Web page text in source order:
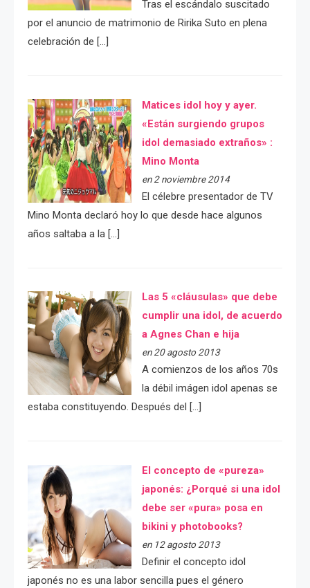
Tras el escándalo suscitado
por el anuncio de matrimonio de Ririka Suto en plena
celebración de […]
Matices idol hoy y ayer.
«Están surgiendo grupos
idol demasiado extraños» :
Mino Monta
en 2 noviembre 2014
El célebre presentador de TV
Mino Monta declaró hoy lo que desde hace algunos
años saltaba a la […]
Las 5 «cláusulas» que debe
cumplir una idol, de acuerdo
a Agnes Chan e hija
en 20 agosto 2013
A comienzos de los años 70s
la débil imágen idol apenas se
estaba constituyendo. Después del […]
El concepto de «pureza»
japonés: ¿Porqué si una idol
debe ser «pura» posa en
bikini y photobooks?
en 12 agosto 2013
Definir el concepto idol
japonés no es una labor sencilla pues el género